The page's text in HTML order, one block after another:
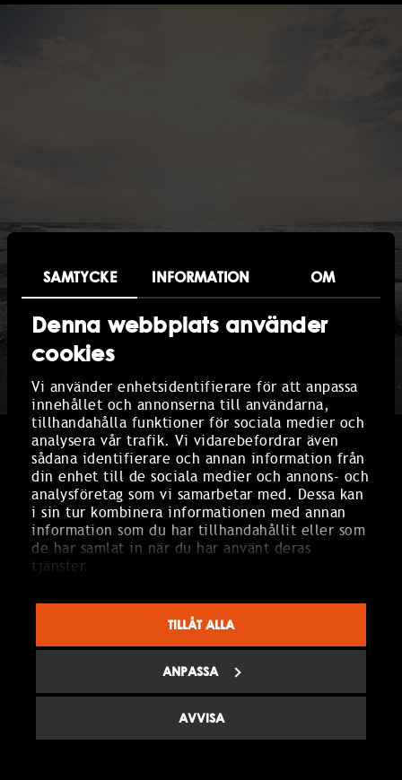
SAMTYCKE INFORMATION OM
Denna webbplats använder
cookies
Vi använder enhetsidentifierare för att anpassa
innehållet och annonserna till användarna,
tillhandahålla funktioner för sociala medier och
analysera vår trafik. Vi vidarebefordrar även
sådana identifierare och annan information från
din enhet till de sociala medier och annons- och
analysföretag som vi samarbetar med. Dessa kan
i sin tur kombinera informationen med annan
information som du har tillhandahållit eller som
de har samlat in när du har använt deras
tjänster.
TILLÅT ALLA
ANPASSA
AVVISA
OFTE STILLEDE SPØRGSMÅL OM
SUPERSØNDAG
HVAD INDGÅR I SUPERSØNDAG PÅ
Supersøndag er en spapakke, der
indeholder overnatning i dobbeltværelse,
stor morgenbuffet, 3-retters middag i
Restaurant Tylöhus samt adgang til spa og
fitness med havudsigt.